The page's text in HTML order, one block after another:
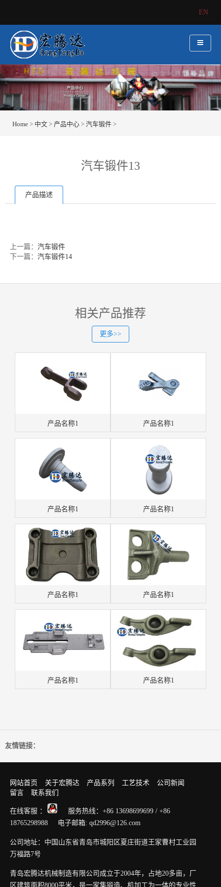
EN
Home > 中文 > 产品中心 > 汽车锻件 >
汽车锻件13
产品描述
上一篇： 汽车锻件
下一篇： 汽车锻件14
相关产品推荐
更多>>
产品名称1 产品名称1
产品名称1 产品名称1
产品名称1 产品名称1
产品名称1 产品名称1
友情链接：
网站首页 关于宏腾达 产品系列 工艺技术
公司新闻
留言
联系我们
在线客服 ：
服务热线：+86 13698699699 / +86
18765298988 电子邮箱: qd2996@126.com
公司地址：中国山东省青岛市城阳区夏庄街道王家曹村工业园
万福路7号
青岛宏腾达机械制造有限公司成立于2004年，占地20多亩，厂
区建筑面积8000平米，是一家集锻造、机加工为一体的专业性